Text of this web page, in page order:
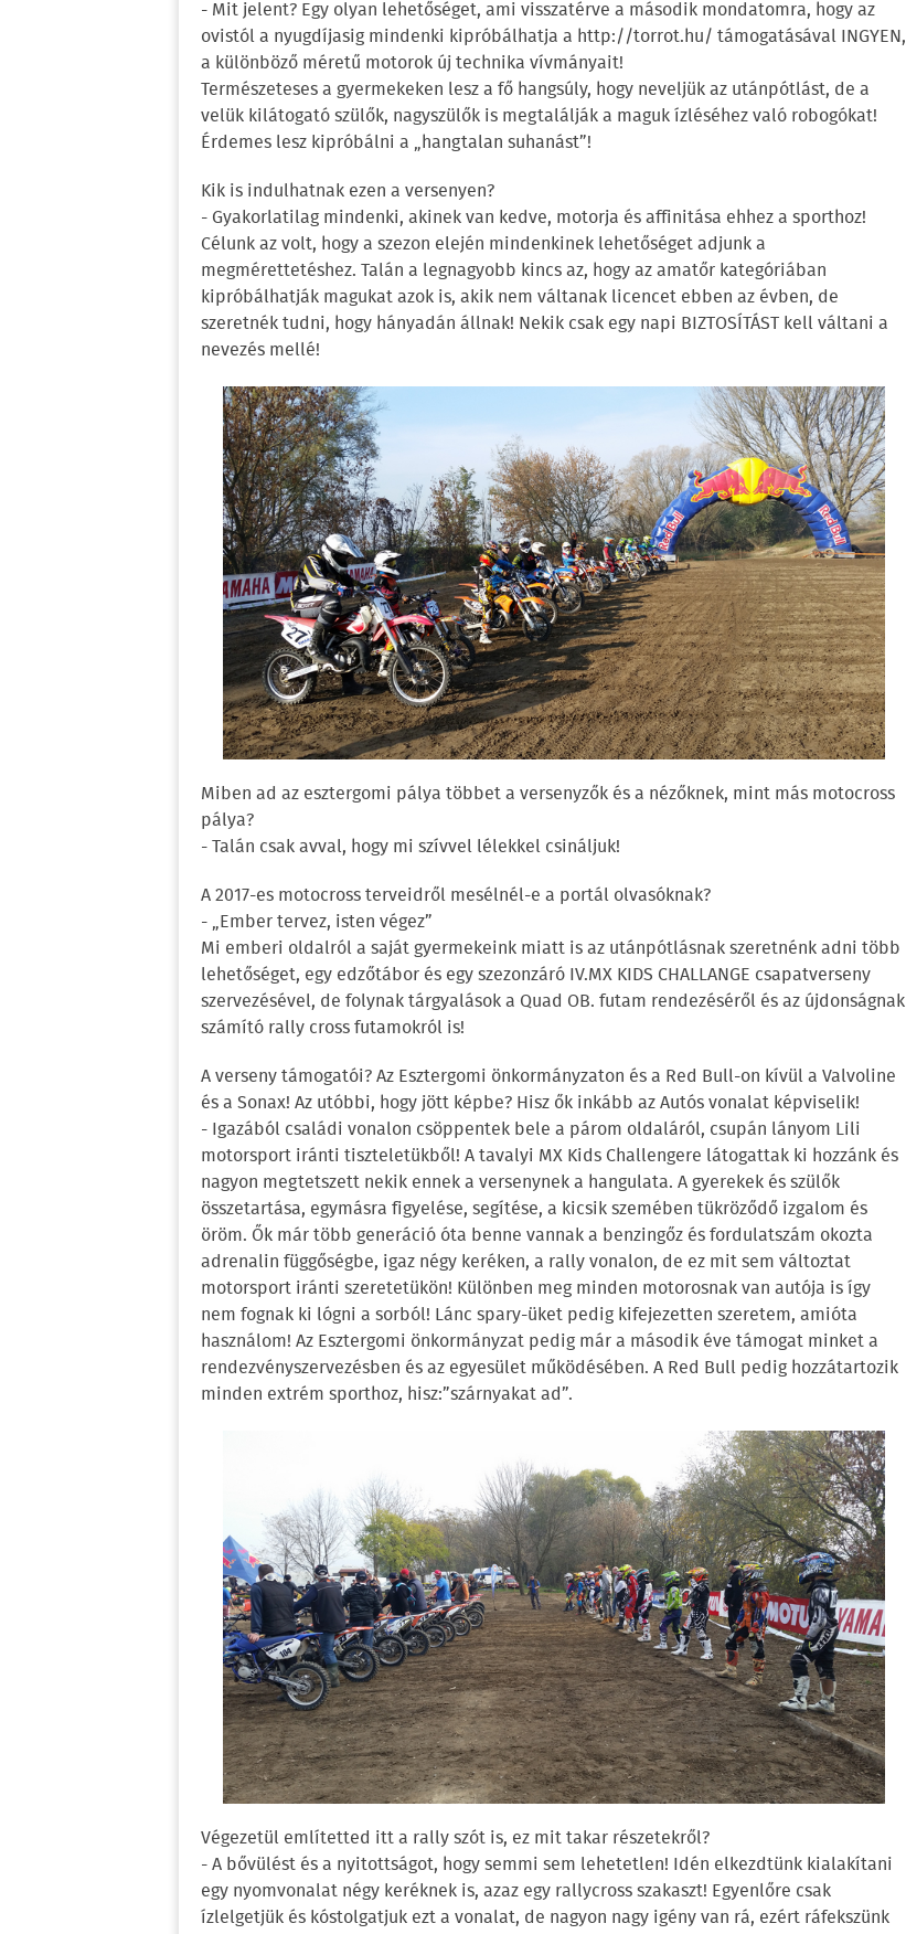
- Mit jelent? Egy olyan lehetőséget, ami visszatérve a második mondatomra, hogy az
ovistól a nyugdíjasig mindenki kipróbálhatja a http://torrot.hu/ támogatásával INGYEN,
a különböző méretű motorok új technika vívmányait!
Természeteses a gyermekeken lesz a fő hangsúly, hogy neveljük az utánpótlást, de a
velük kilátogató szülők, nagyszülők is megtalálják a maguk ízléséhez való robogókat!
Érdemes lesz kipróbálni a „hangtalan suhanást”!
Kik is indulhatnak ezen a versenyen?
- Gyakorlatilag mindenki, akinek van kedve, motorja és affinitása ehhez a sporthoz!
Célunk az volt, hogy a szezon elején mindenkinek lehetőséget adjunk a
megmérettetéshez. Talán a legnagyobb kincs az, hogy az amatőr kategóriában
kipróbálhatják magukat azok is, akik nem váltanak licencet ebben az évben, de
szeretnék tudni, hogy hányadán állnak! Nekik csak egy napi BIZTOSÍTÁST kell váltani a
nevezés mellé!
Miben ad az esztergomi pálya többet a versenyzők és a nézőknek, mint más motocross
pálya?
- Talán csak avval, hogy mi szívvel lélekkel csináljuk!
A 2017-es motocross terveidről mesélnél-e a portál olvasóknak?
- „Ember tervez, isten végez”
Mi emberi oldalról a saját gyermekeink miatt is az utánpótlásnak szeretnénk adni több
lehetőséget, egy edzőtábor és egy szezonzáró IV.MX KIDS CHALLANGE csapatverseny
szervezésével, de folynak tárgyalások a Quad OB. futam rendezéséről és az újdonságnak
számító rally cross futamokról is!
A verseny támogatói? Az Esztergomi önkormányzaton és a Red Bull-on kívül a Valvoline
és a Sonax! Az utóbbi, hogy jött képbe? Hisz ők inkább az Autós vonalat képviselik!
- Igazából családi vonalon csöppentek bele a párom oldaláról, csupán lányom Lili
motorsport iránti tiszteletükből! A tavalyi MX Kids Challengere látogattak ki hozzánk és
nagyon megtetszett nekik ennek a versenynek a hangulata. A gyerekek és szülők
összetartása, egymásra figyelése, segítése, a kicsik szemében tükröződő izgalom és
öröm. Ők már több generáció óta benne vannak a benzingőz és fordulatszám okozta
adrenalin függőségbe, igaz négy keréken, a rally vonalon, de ez mit sem változtat
motorsport iránti szeretetükön! Különben meg minden motorosnak van autója is így
nem fognak ki lógni a sorból! Lánc spary-üket pedig kifejezetten szeretem, amióta
használom! Az Esztergomi önkormányzat pedig már a második éve támogat minket a
rendezvényszervezésben és az egyesület működésében. A Red Bull pedig hozzátartozik
minden extrém sporthoz, hisz:”szárnyakat ad”.
Végezetül említetted itt a rally szót is, ez mit takar részetekről?
- A bővülést és a nyitottságot, hogy semmi sem lehetetlen! Idén elkezdtünk kialakítani
egy nyomvonalat négy keréknek is, azaz egy rallycross szakaszt! Egyenlőre csak
ízlelgetjük és kóstolgatjuk ezt a vonalat, de nagyon nagy igény van rá, ezért ráfekszünk